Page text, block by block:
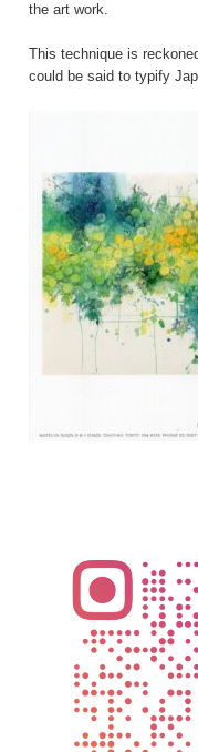
the art work.
This technique is
could be said to typify